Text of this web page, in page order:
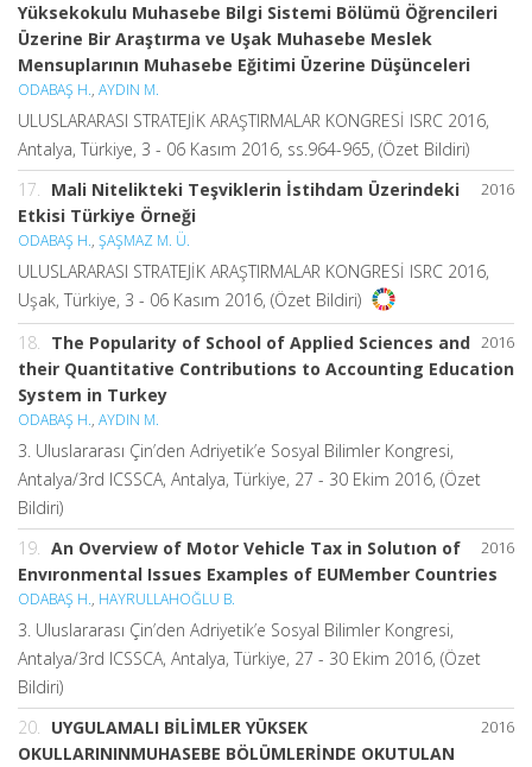
Yüksekokulu Muhasebe Bilgi Sistemi Bölümü Öğrencileri
Üzerine Bir Araştırma ve Uşak Muhasebe Meslek
Mensuplarının Muhasebe Eğitimi Üzerine Düşünceleri
ODABAŞ H., AYDIN M.
ULUSLARARASI STRATEJİK ARAŞTIRMALAR KONGRESİ ISRC 2016,
Antalya, Türkiye, 3 - 06 Kasım 2016, ss.964-965, (Özet Bildiri)
2016
17. Mali Nitelikteki Teşviklerin İstihdam Üzerindeki
Etkisi Türkiye Örneği
ODABAŞ H., ŞAŞMAZ M. Ü.
ULUSLARARASI STRATEJİK ARAŞTIRMALAR KONGRESİ ISRC 2016,
Uşak, Türkiye, 3 - 06 Kasım 2016, (Özet Bildiri)
2016
18. The Popularity of School of Applied Sciences and
their Quantitative Contributions to Accounting Education
System in Turkey
ODABAŞ H., AYDIN M.
3. Uluslararası Çin’den Adriyetik’e Sosyal Bilimler Kongresi,
Antalya/3rd ICSSCA, Antalya, Türkiye, 27 - 30 Ekim 2016, (Özet
Bildiri)
2016
19. An Overview of Motor Vehicle Tax in Solutıon of
Envıronmental Issues Examples of EUMember Countries
ODABAŞ H., HAYRULLAHOĞLU B.
3. Uluslararası Çin’den Adriyetik’e Sosyal Bilimler Kongresi,
Antalya/3rd ICSSCA, Antalya, Türkiye, 27 - 30 Ekim 2016, (Özet
Bildiri)
2016
20. UYGULAMALI BİLİMLER YÜKSEK
OKULLARININMUHASEBE BÖLÜMLERİNDE OKUTULAN